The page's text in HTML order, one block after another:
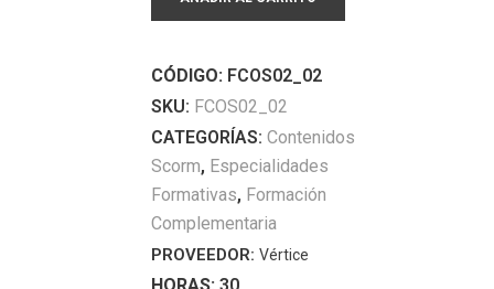
laborales
para
el
sector
administración
y
gestión
CÓDIGO: FCOS02_02
SKU: FCOS02_02
CATEGORÍAS: Contenidos
Scorm, Especialidades
Formativas, Formación
Complementaria
PROVEEDOR: Vértice